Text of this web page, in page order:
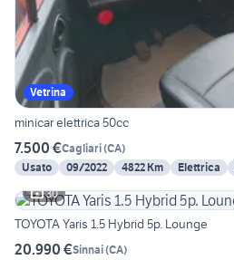
Vetrina
minicar elettrica 50cc
7.500 €Cagliari(CA)
Usato
09/2022 4822 Km Elettrica
30
TOYOTA Yaris 1.5 Hybrid 5p. Lounge
20.990 €Sinnai(CA)